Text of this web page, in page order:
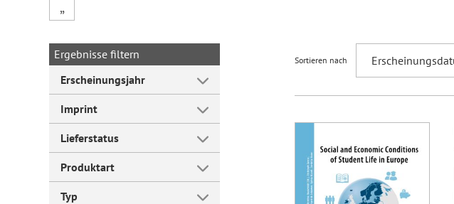
Forum Arbeitslehre
„
Ergebnisse filtern
Erscheinungsjahr
Imprint
Lieferstatus
Produktart
Typ
Sortieren nach